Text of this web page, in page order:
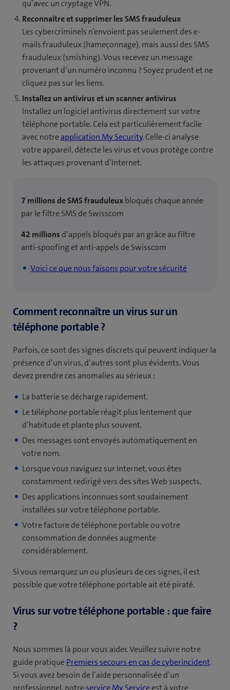
qu’avec un cryptage VPN.
Reconnaître et supprimer les SMS frauduleux
Les cybercriminels n’envoient pas seulement des e-
mails frauduleux (hameçonnage), mais aussi des SMS
frauduleux (smishing). Vous recevez un message
provenant d’un numéro inconnu ? Soyez prudent et ne
cliquez pas sur les liens.
Installez un antivirus et un scanner antivirus
Installez un logiciel antivirus directement sur votre
téléphone portable. Cela est particulièrement facile
avec notreapplication My Security. Celle-ci analyse
votre appareil, détecte les virus et vous protège contre
les attaques provenant d’Internet.
7 millions de SMS frauduleuxbloqués chaque année
par le filtre SMS de Swisscom
42 millionsd’appels bloqués par an grâce au filtre
anti-spoofing et anti-appels de Swisscom
Voici ce que nous faisons pour votre sécurité
Comment reconnaître un virus sur un
téléphone portable ?
Parfois, ce sont des signes discrets qui peuvent indiquer la
présence d’un virus, d’autres sont plus évidents. Vous
devez prendre ces anomalies au sérieux :
La batterie se décharge rapidement.
Le téléphone portable réagit plus lentement que
d’habitude et plante plus souvent.
Des messages sont envoyés automatiquement en
votre nom.
Lorsque vous naviguez sur Internet, vous êtes
constamment redirigé vers des sites Web suspects.
Des applications inconnues sont soudainement
installées sur votre téléphone portable.
Votre facture de téléphone portable ou votre
consommation de données augmente
considérablement.
Si vous remarquez un ou plusieurs de ces signes, il est
possible que votre téléphone portable ait été piraté.
Virus sur votre téléphone portable : que faire
?
Nous sommes là pour vous aider. Veuillez suivre notre
guide pratiquePremiers secours en cas de cyberincident.
Si vous avez besoin de l’aide personnalisée d’un